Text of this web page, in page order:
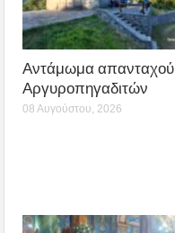
Αντάμωμα απανταχού
Αργυροπηγαδιτών
08 Αυγούστου, 2026